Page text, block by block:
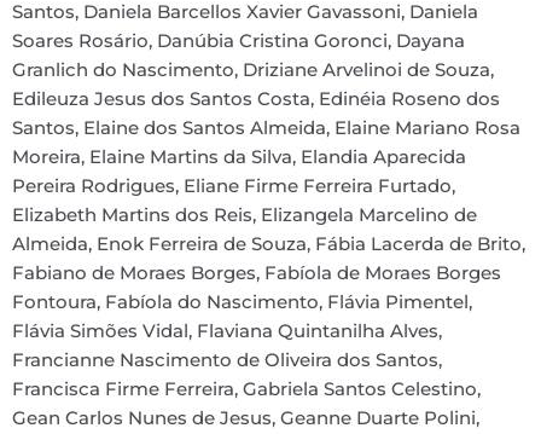
Santos, Daniela Barcellos Xavier Gavassoni, Daniela
Soares Rosário, Danúbia Cristina Goronci, Dayana
Granlich do Nascimento, Driziane Arvelinoi de Souza,
Edileuza Jesus dos Santos Costa, Edinéia Roseno dos
Santos, Elaine dos Santos Almeida, Elaine Mariano Rosa
Moreira, Elaine Martins da Silva, Elandia Aparecida
Pereira Rodrigues, Eliane Firme Ferreira Furtado,
Elizabeth Martins dos Reis, Elizangela Marcelino de
Almeida, Enok Ferreira de Souza, Fábia Lacerda de Brito,
Fabiano de Moraes Borges, Fabíola de Moraes Borges
Fontoura, Fabíola do Nascimento, Flávia Pimentel,
Flávia Simões Vidal, Flaviana Quintanilha Alves,
Francianne Nascimento de Oliveira dos Santos,
Francisca Firme Ferreira, Gabriela Santos Celestino,
Gean Carlos Nunes de Jesus, Geanne Duarte Polini,